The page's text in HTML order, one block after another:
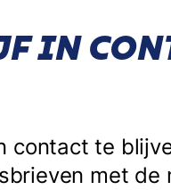
IN
contact te
met de